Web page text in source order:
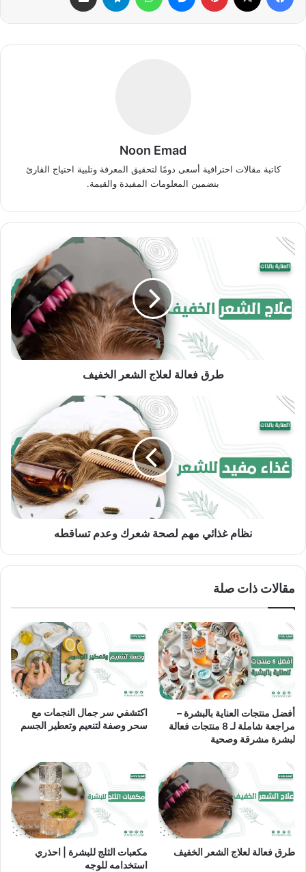
Noon Emad
كاتبة مقالات احترافية أسعى دومًا لتحقيق المعرفة وتلبية احتياج القارئ
بتضمين المعلومات المفيدة والقيمة.
طرق
فعالة
لعلاج
الخفيف
طرق فعالة لعلاج الشعر الخفيف
نظام
غذائي
مهم
شعرك
وعدم
نظام غذائي مهم لصحة شعرك وعدم تساقطه
مقالات ذات صلة
أفضل منتجات العناية بالبشرة –
مراجعة شاملة لـ 8 منتجات فعالة
لبشرة مشرقة وصحية
اكتشفي سر جمال النجمات مع
سحر وصفة لتنعيم وتعطير الجسم
طرق فعالة لعلاج الشعر الخفيف
مكعبات الثلج للبشرة | احذري
استخدامه للوجه